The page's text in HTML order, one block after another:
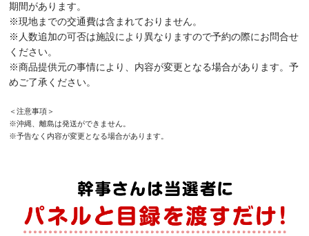
期間があります。
※現地までの交通費は含まれておりません。
※人数追加の可否は施設により異なりますので予約の際にお問合せ
ください。
※商品提供元の事情により、内容が変更となる場合があります。予
めご了承ください。
＜注意事項＞
※沖縄、離島は発送ができません。
※予告なく内容が変更となる場合があります。